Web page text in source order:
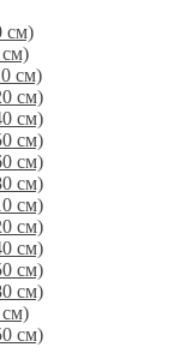
см)
см)
см)
см)
см)
см)
см)
см)
см)
см)
см)
см)
см)